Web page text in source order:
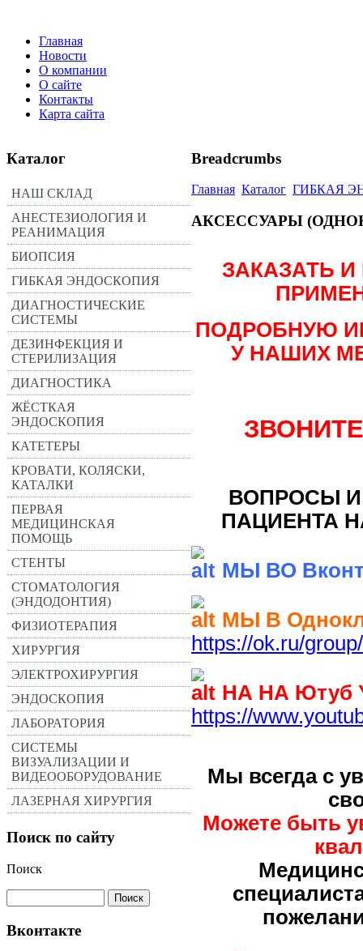
Главная
Новости
О компании
О сайте
Контакты
Карта сайта
Каталог
НАШ СКЛАД
АНЕСТЕЗИОЛОГИЯ И
РЕАНИМАЦИЯ
БИОПСИЯ
ГИБКАЯ ЭНДОСКОПИЯ
ДИАГНОСТИЧЕСКИЕ
СИСТЕМЫ
ДЕЗИНФЕКЦИЯ И
СТЕРИЛИЗАЦИЯ
ДИАГНОСТИКА
ЖЁСТКАЯ
ЭНДОСКОПИЯ
КАТЕТЕРЫ
КРОВАТИ, КОЛЯСКИ,
КАТАЛКИ
ПЕРВАЯ
МЕДИЦИНСКАЯ
ПОМОЩЬ
СТЕНТЫ
СТОМАТОЛОГИЯ
(ЭНДОДОНТИЯ)
ФИЗИОТЕРАПИЯ
ХИРУРГИЯ
ЭЛЕКТРОХИРУРГИЯ
ЭНДОСКОПИЯ
ЛАБОРАТОРИЯ
СИСТЕМЫ
ВИЗУАЛИЗАЦИИ И
ВИДЕООБОРУДОВАНИЕ
ЛАЗЕРНАЯ ХИРУРГИЯ
Поиск по сайту
Поиск
Вконтакте
Breadcrumbs
Главная Каталог ГИБКАЯ
АКСЕССУАРЫ
ЗАКАЗАТЬ
ПОДРОБНУЮ
У НАШИХ
ВОПРОСЫ
ПАЦИЕНТА
МЫ ВО
МЫ В
https://ok.ru/
НА НА Ютуб
https://
Мы всегда с
Можете быть